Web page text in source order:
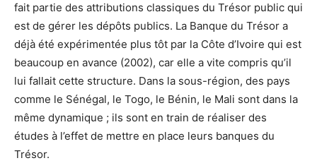
fait partie des attributions classiques du Trésor public qui
est de gérer les dépôts publics. La Banque du Trésor a
déjà été expérimentée plus tôt par la Côte d’Ivoire qui est
beaucoup en avance (2002), car elle a vite compris qu’il
lui fallait cette structure. Dans la sous-région, des pays
comme le Sénégal, le Togo, le Bénin, le Mali sont dans la
même dynamique ; ils sont en train de réaliser des
études à l’effet de mettre en place leurs banques du
Trésor.